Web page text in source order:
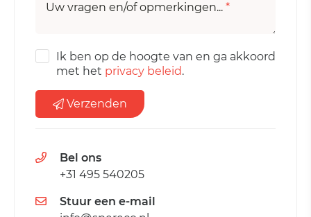
Uw vragen en/of opmerkingen... *
Ik ben op de hoogte van en ga akkoord
met het privacy beleid.
Verzenden
Bel ons
+31 495 540205
Stuur een e-mail